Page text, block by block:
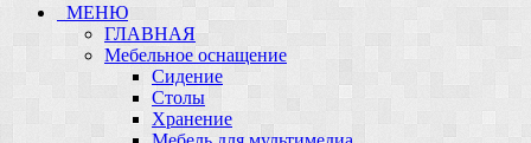
МЕНЮ
ГЛАВНАЯ
Мебельное оснащение
Сидение
Столы
Хранение